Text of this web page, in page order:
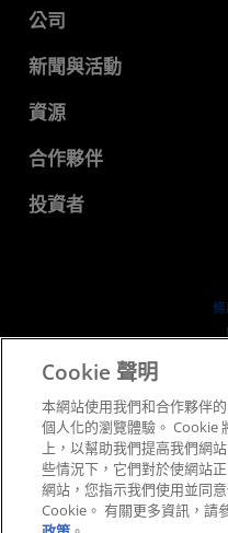
公司
關於 AMD
企業責任
招聘
聯絡我們
新聞與活動
新聞室
媒體庫
資源
開發者中心
案例研究
合作夥伴
AMD 合作夥伴中心
投資者
公
英
Cookie 聲明
本網站使用我們和合作夥伴
個人化的瀏覽體驗。 Cookie
上，以幫助我們提高我們網
些情況下，它們對於使網站
網站，您指示我們使用並同
Cookie。 有關更多資訊，請